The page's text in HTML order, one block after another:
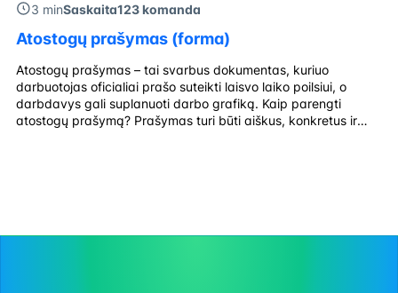
3 minSaskaita123 komanda
Atostogų prašymas (forma)
Atostogų prašymas – tai svarbus dokumentas, kuriuo
darbuotojas oficialiai prašo suteikti laisvo laiko poilsiui, o
darbdavys gali suplanuoti darbo grafiką. Kaip parengti
atostogų prašymą? Prašymas turi būti aiškus, konkretus ir